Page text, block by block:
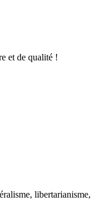
et de qualité !
libertarianisme,